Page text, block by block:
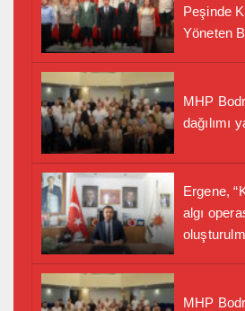
Peşinde
Yöneten
MHP
dağılımı
Ergene,
algı
MHP